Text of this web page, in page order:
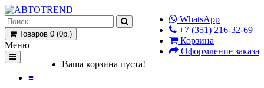
WhatsApp
+7 (351) 216-32-69
Корзина
Оформление заказа
Товаров 0 (0р.)
Ваша корзина пуста!
Меню
≡